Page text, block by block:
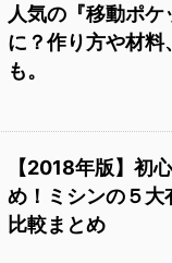
人気の『移動ポ
に？作り方や材料
も。
【2018年版】初
め！ミシンの５大
比較まとめ